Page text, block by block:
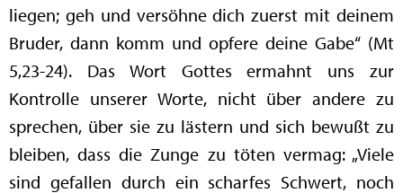
liegen; geh und versöhne dich zuerst mit deinem
Bruder, dann komm und opfere deine Gabe“ (Mt
5,23-24). Das Wort Gottes ermahnt uns zur
Kontrolle unserer Worte, nicht über andere zu
sprechen, über sie zu lästern und sich bewußt zu
bleiben, dass die Zunge zu töten vermag: „Viele
sind gefallen durch ein scharfes Schwert, noch